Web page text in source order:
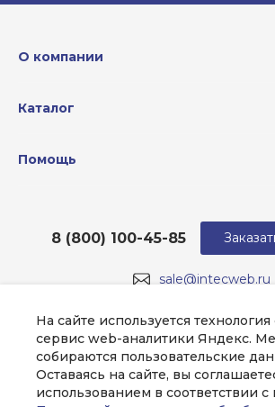
На сайте используется технология
сервис web-аналитики Яндекс.
собираются пользовательские
Оставаясь на сайте, вы
использованием в соответствии
О компании
Каталог
Помощь
sale@intecweb.ru
8 (800) 100-45-85
г. Москва, ул.